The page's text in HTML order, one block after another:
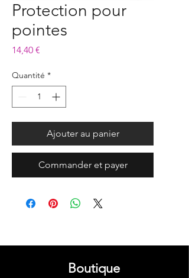
Protection pour
pointes
14,40 €
Quantité *
Ajouter au panier
Commander et payer
Boutique